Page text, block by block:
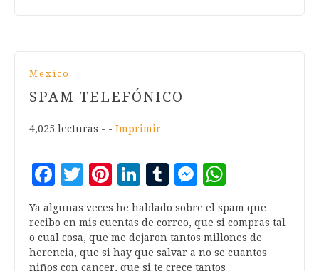
Mexico
SPAM TELEFÓNICO
4,025 lecturas - - Imprimir
Facebook
Twitter
Pinterest
LinkedIn
Tumblr
Messenger
Ya algunas veces he hablado sobre el spam que
recibo en mis cuentas de correo, que si compras tal
o cual cosa, que me dejaron tantos millones de
herencia, que si hay que salvar a no se cuantos
niños con cancer, que si te crece tantos